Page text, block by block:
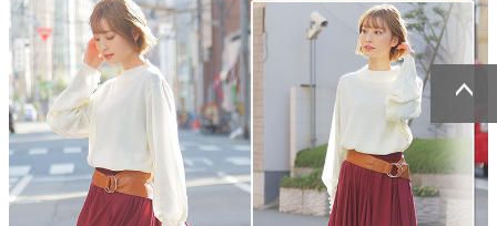
ページトッ
プへ
ページトッ
プへ